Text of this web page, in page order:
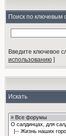
Поиск по ключевым
Введите ключевое
использованию]
Искать